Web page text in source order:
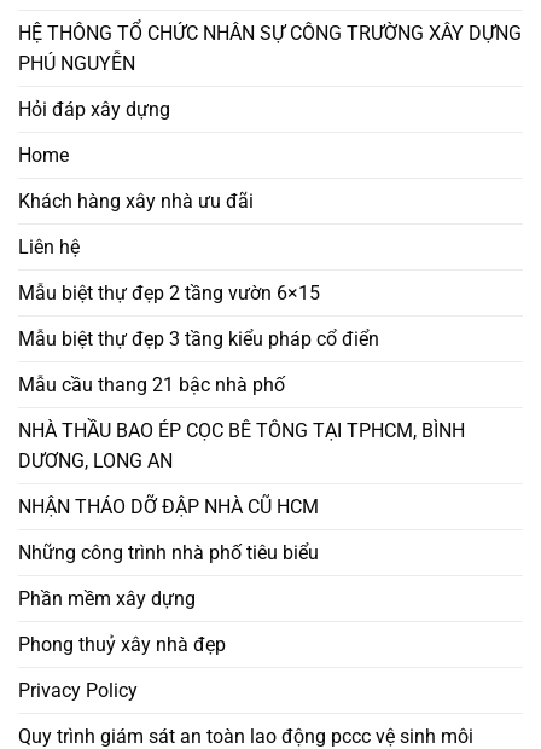
HỆ THÔNG TỔ CHỨC NHÂN SỰ CÔNG TRƯỜNG XÂY DỰNG
PHÚ NGUYỄN
Hỏi đáp xây dựng
Home
Khách hàng xây nhà ưu đãi
Liên hệ
Mẫu biệt thự đẹp 2 tầng vườn 6×15
Mẫu biệt thự đẹp 3 tầng kiểu pháp cổ điển
Mẫu cầu thang 21 bậc nhà phố
NHÀ THẦU BAO ÉP CỌC BÊ TÔNG TẠI TPHCM, BÌNH
DƯƠNG, LONG AN
NHẬN THÁO DỠ ĐẬP NHÀ CŨ HCM
Những công trình nhà phố tiêu biểu
Phần mềm xây dựng
Phong thuỷ xây nhà đẹp
Privacy Policy
Quy trình giám sát an toàn lao động pccc vệ sinh môi